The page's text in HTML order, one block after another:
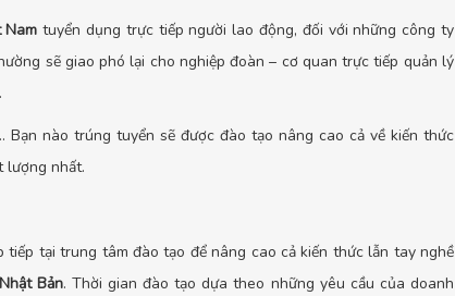
Nam tuyển dụng trực tiếp người lao động, đối với những công ty
sẽ giao phó lại cho nghiệp đoàn – cơ quan trực tiếp quản lý
.
nào trúng tuyển sẽ được đào tạo nâng cao cả về kiến thức
lượng nhất.
tại trung tâm đào tạo để nâng cao cả kiến thức lẫn tay nghề
Nhật Bản. Thời gian đào tạo dựa theo những yêu cầu của doanh